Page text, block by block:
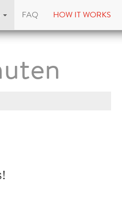
FAQ HOW IT WORKS